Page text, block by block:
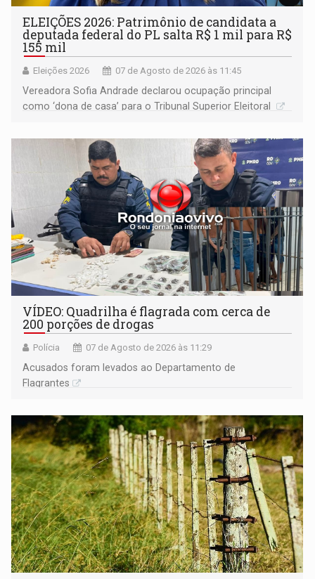
ELEIÇÕES 2026: Patrimônio de candidata a
deputada federal do PL salta R$ 1 mil para R$
155 mil
Eleições 2026 07 de Agosto de 2026 às 11:45
Vereadora Sofia Andrade declarou ocupação principal
como ‘dona de casa’ para o Tribunal Superior Eleitoral
VÍDEO: Quadrilha é flagrada com cerca de
200 porções de drogas
Polícia 07 de Agosto de 2026 às 11:29
Acusados foram levados ao Departamento de
Flagrantes